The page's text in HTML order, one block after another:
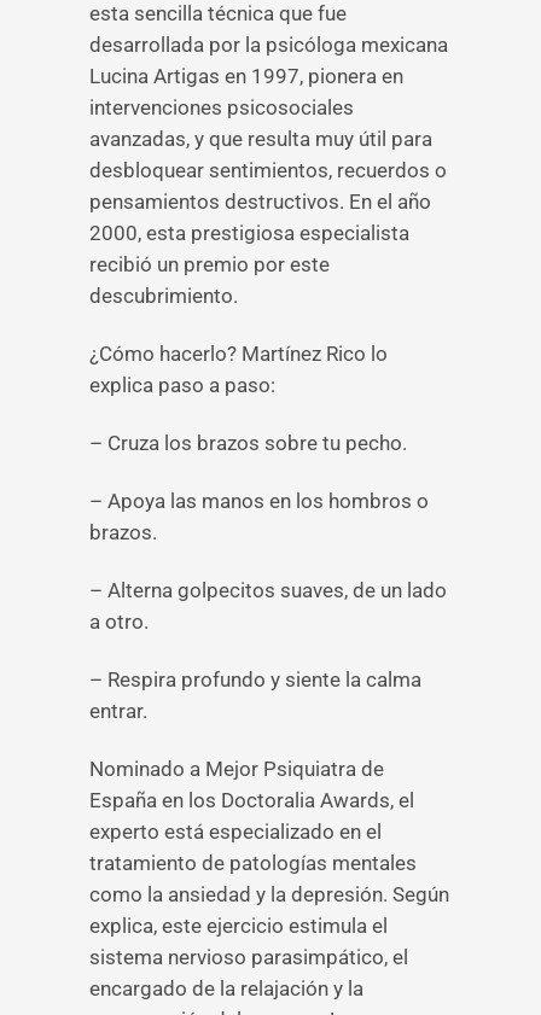
esta sencilla técnica que fue
desarrollada por la psicóloga mexicana
Lucina Artigas en 1997, pionera en
intervenciones psicosociales
avanzadas, y que resulta muy útil para
desbloquear sentimientos, recuerdos o
pensamientos destructivos. En el año
2000, esta prestigiosa especialista
recibió un premio por este
descubrimiento.
¿Cómo hacerlo? Martínez Rico lo
explica paso a paso:
– Cruza los brazos sobre tu pecho.
– Apoya las manos en los hombros o
brazos.
– Alterna golpecitos suaves, de un lado
a otro.
– Respira profundo y siente la calma
entrar️.
Nominado a Mejor Psiquiatra de
España en los Doctoralia Awards, el
experto está especializado en el
tratamiento de patologías mentales
como la ansiedad y la depresión. Según
explica, este ejercicio estimula el
sistema nervioso parasimpático, el
encargado de la relajación y la